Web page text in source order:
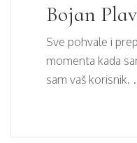
Bojan
Sve pohvale i
momenta kada
sam vaš korisnik.